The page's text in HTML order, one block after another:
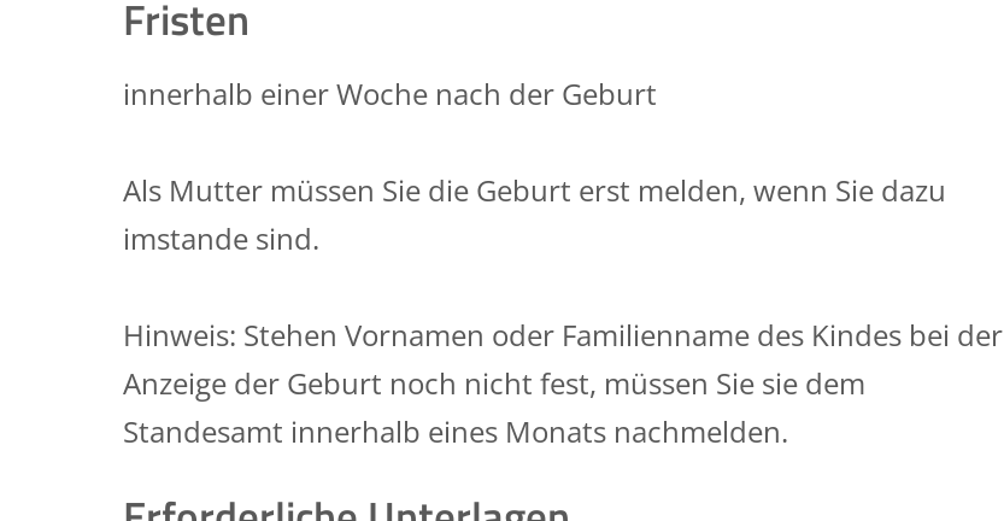
Fristen
innerhalb einer Woche nach der Geburt
Als Mutter müssen Sie die Geburt erst melden, wenn Sie dazu
imstande sind.
Hinweis: Stehen Vornamen oder Familienname des Kindes bei der
Anzeige der Geburt noch nicht fest, müssen Sie sie dem
Standesamt innerhalb eines Monats nachmelden.